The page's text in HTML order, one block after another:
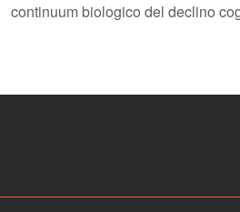
continuum biologico del declino